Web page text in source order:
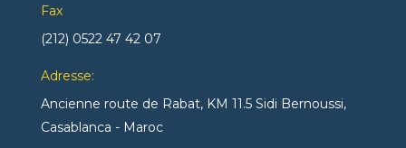
15 août
Samedi
Fax
(212) 0522 47 42 07
Adresse:
Ancienne route de Rabat, KM 11.5 Sidi Bernoussi,
Casablanca - Maroc